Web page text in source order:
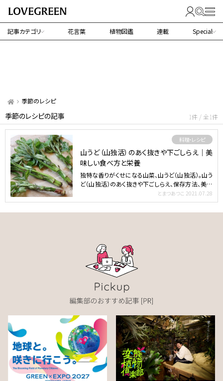
記事カテゴリ 花言葉 植物図鑑 連載 Special
季節のレシピ
季節のレシピの記事 1件 / 全1件
料理・レシピ
山うど（山独活）のあく抜きや下ごしらえ｜美
味しい食べ方と栄養
独特な香りがくせになる山菜、山うど（山独活）。山う
ど（山独活）のあく抜きや下ごしらえ、保存方法、美味
とまつあつこ 2021.07.28